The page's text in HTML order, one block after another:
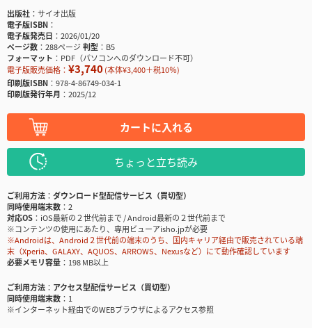
出版社
サイオ出版
電子版ISBN
電子版発売日
2026/01/20
ページ数
288ページ判型
B5
フォーマット
PDF（パソコンへのダウンロード不可）
電子版販売価格： ¥3,740(本体¥3,400＋税10％)
印刷版ISBN
978-4-86749-034-1
印刷版発行年月
2025/12
カートに入れる
ちょっと立ち読み
ご利用方法
ダウンロード型配信サービス（買切型）
同時使用端末数
2
対応OS
iOS最新の２世代前まで / Android最新の２世代前まで
※コンテンツの使用にあたり、専用ビューアisho.jpが必要
※Androidは、Android２世代前の端末のうち、国内キャリア経由で販売されている端
末（Xperia、GALAXY、AQUOS、ARROWS、Nexusなど）にて動作確認しています
必要メモリ容量
198 MB以上
ご利用方法
アクセス型配信サービス（買切型）
同時使用端末数
1
※インターネット経由でのWEBブラウザによるアクセス参照